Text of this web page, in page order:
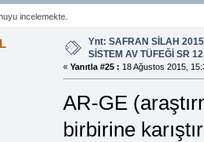
50685 defa)
incelemekte.
Ynt: SAFRAN SİLAH
SİSTEM AV TÜFEĞİ SR 12
« Yanıtla #25 : 18 Ağustos 2015,
AR-GE
birbirine